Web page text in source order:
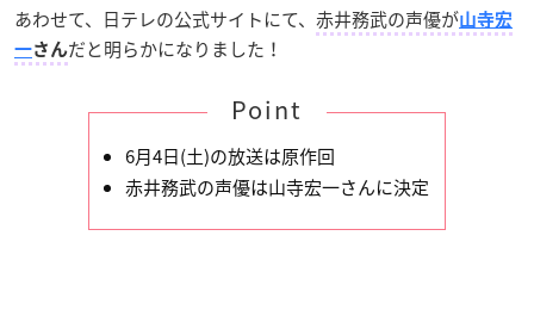
あわせて、日テレの公式サイトにて、 赤井務武の声優が山寺宏
一さんだと明らかになりました！
Point
6月4日(土)の放送は原作回
赤井務武の声優は山寺宏一さんに決定